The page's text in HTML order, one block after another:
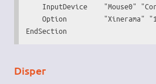
InputDevice    "Mouse0"
Option         "Xinerama"
EndSection
Disper